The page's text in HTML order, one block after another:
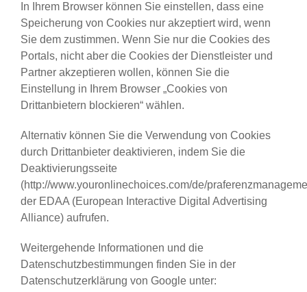
In Ihrem Browser können Sie einstellen, dass eine
Speicherung von Cookies nur akzeptiert wird, wenn
Sie dem zustimmen. Wenn Sie nur die Cookies des
Portals, nicht aber die Cookies der Dienstleister und
Partner akzeptieren wollen, können Sie die
Einstellung in Ihrem Browser „Cookies von
Drittanbietern blockieren“ wählen.
Alternativ können Sie die Verwendung von Cookies
durch Drittanbieter deaktivieren, indem Sie die
Deaktivierungsseite
(http://www.youronlinechoices.com/de/
der EDAA (European Interactive Digital Advertising
Alliance) aufrufen.
Weitergehende Informationen und die
Datenschutzbestimmungen finden Sie in der
Datenschutzerklärung von Google unter: